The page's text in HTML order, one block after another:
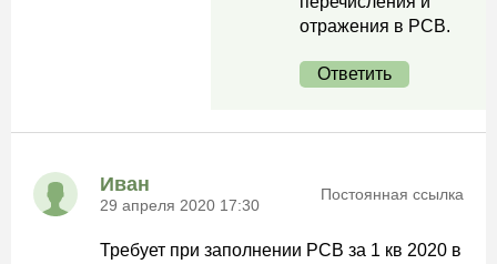
отражения в РСВ.
Ответить
Иван
29 апреля 2020 17:30
Постоянная ссылка
Требует при заполнении РСВ за 1 кв 2020 в